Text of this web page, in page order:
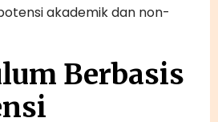
akademik dan non-
Berbasis